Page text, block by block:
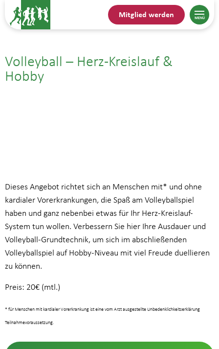
Mitglied werden
Volleyball – Herz-Kreislauf &
Hobby
23.09.| 20:00
Dieses Angebot richtet sich an Menschen mit* und ohne
kardialer Vorerkrankungen, die Spaß am Volleyballspiel
haben und ganz nebenbei etwas für Ihr Herz-Kreislauf-
System tun wollen. Verbessern Sie hier Ihre Ausdauer und
Volleyball-Grundtechnik, um sich im abschließenden
Volleyballspiel auf Hobby-Niveau mit viel Freude duellieren
zu können.
Preis: 20€ (mtl.)
* für Menschen mit kardialer Vorerkrankung ist eine vom Arzt ausgestellte Unbedenklichkeitserklärung
Teilnahmevoraussetzung.